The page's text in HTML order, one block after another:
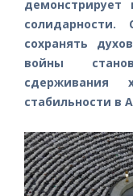
демонстрирует
солидарности.
сохранять
войны
стабильности в